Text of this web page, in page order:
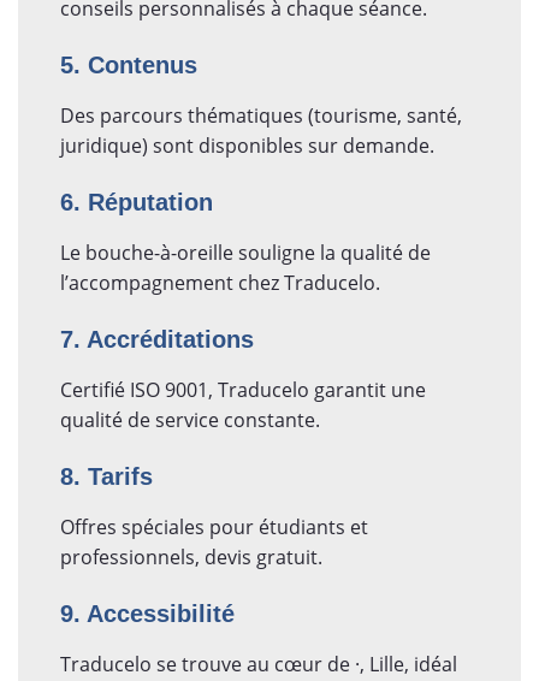
conseils personnalisés à chaque séance.
5. Contenus
Des parcours thématiques (tourisme, santé,
juridique) sont disponibles sur demande.
6. Réputation
Le bouche-à-oreille souligne la qualité de
l’accompagnement chez Traducelo.
7. Accréditations
Certifié ISO 9001, Traducelo garantit une
qualité de service constante.
8. Tarifs
Offres spéciales pour étudiants et
professionnels, devis gratuit.
9. Accessibilité
Traducelo se trouve au cœur de ·, Lille, idéal